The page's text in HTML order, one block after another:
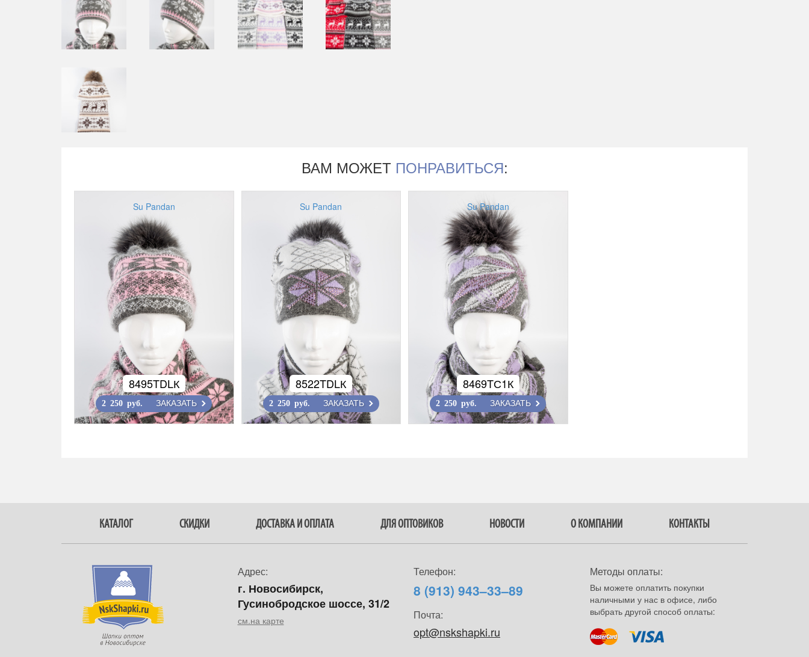
ВАМ МОЖЕТ ПОНРАВИТЬСЯ:
Su Pandan
8495TDLК
2 250 руб. ЗАКАЗАТЬ
Su Pandan
8522TDLК
2 250 руб. ЗАКАЗАТЬ
Su Pandan
8469TС1К
2 250 руб. ЗАКАЗАТЬ
КАТАЛОГ СКИДКИ ДОСТАВКА И ОПЛАТА ДЛЯ ОПТОВИКОВ НОВОСТИ О КОМПАНИИ КОНТАКТЫ
Адрес:
г. Новосибирск,
Гусинобродское шоссе, 31/2
см.на карте
Телефон:
8 (913) 943–33–89
Почта:
opt@nskshapki.ru
Методы оплаты:
Вы можете оплатить покупки
наличными у нас в офисе, либо
выбрать другой способ оплаты: